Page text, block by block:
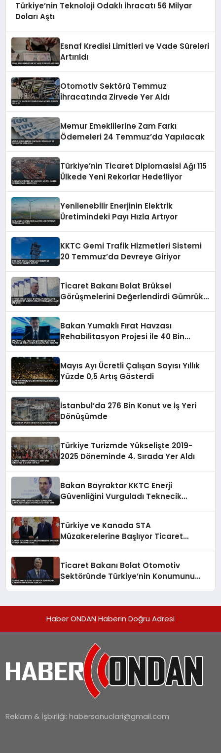
Türkiye’nin Teknoloji Odaklı İhracatı 56 Milyar
Doları Aştı
Esnaf Kredisi Limitleri ve Vade Süreleri
Artırıldı
Otomotiv Sektörü Temmuz
İhracatında Zirvede Yer Aldı
Memur Emeklilerine Zam Farkı
Ödemeleri 24 Temmuz’da Yapılacak
Türkiye’nin Ticaret Diplomasisi Ağı 115
Ülkede Yeni Rekorlar Hedefliyor
Yenilenebilir Enerjinin Elektrik
Üretimindeki Payı Hızla Artıyor
KKTC Gemi Trafik Hizmetleri Sistemi
20 Temmuz’da Devreye Giriyor
Ticaret Bakanı Bolat Brüksel
Görüşmelerini Değerlendirdi Gümrük
Bakan Yumaklı Fırat Havzası
Rehabilitasyon Projesi ile 40 Bin
Mayıs Ayı Ücretli Çalışan Sayısı Yıllık
Yüzde 0,5 Artış Gösterdi
İstanbul’da 276 Bin Konut ve İş Yeri
Dönüşümde
Türkiye Turizmde Yükselişte 2019-
2025 Döneminde 4. Sırada Yer Aldı
Bakan Bayraktar KKTC Enerji
Güvenliğini Vurguladı Teknecik
Türkiye ve Kanada STA
Müzakerelerine Başlıyor Ticaret
Ticaret Bakanı Bolat Otomotiv
Sektöründe Türkiye’nin Konumunu
Haber ONDAN Haberin Doğru Adresi
Reklam & İşbirliği:habersonuclari@gmail.com